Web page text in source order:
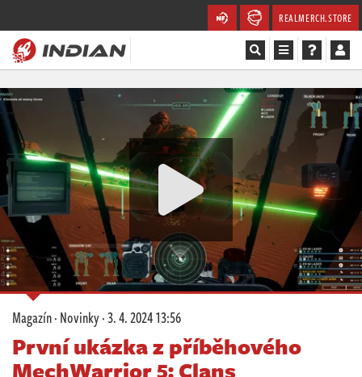
REALMERCH.STORE
Magazín
Recenze
Videa
Soutěže
Databáze
Komunita
Redakce
Živě
Magazín·Novinky·3. 4. 2024 13:56
První ukázka z příběhového
MechWarrior 5: Clans